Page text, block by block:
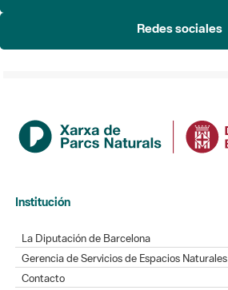
Redes sociales
Institución
La Diputación de Barcelona
Gerencia de Servicios de Espacios Naturales
Contacto